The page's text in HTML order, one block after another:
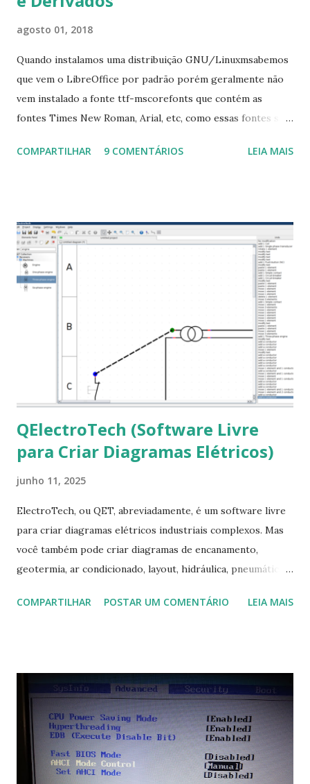
agosto 01, 2018
Quando instalamos uma distribuição GNU/Linuxmsabemos
que vem o LibreOffice por padrão porém geralmente não
vem instalado a fonte ttf-mscorefonts que contém as
fontes Times New Roman, Arial, etc, como essas fontes são
a Associação Brasileira de Normas Técnicas (ABNT), exige
que contém essas fontes. Ao instalar o GNU/Linux abra o
terminal e execute o comando: $ sudo apt-get install ttf-
mscorefonts-installer Leia os termos de uso e avance
clicando em “Ok” Agora aceite os termos de uso clicando
em “Sim” Pronto agora abra o LibreOffice e veja se as
fontes Times New Roman, Arial estão instaladas. Caso
ocorra algum erro ou precisa reinstalar, execute: $ sudo
apt-get install --reinstall ttf-mscorefonts-installer
COMPARTILHAR 9 COMENTÁRIOS LEIA MAIS
QElectroTech (Software Livre
para Criar Diagramas Elétricos)
junho 11, 2025
ElectroTech, ou QET, abreviadamente, é um software livre
para criar diagramas elétricos industriais complexos. Mas
você também pode criar diagramas de encanamento,
geotermia, ar condicionado, layout, hidráulica, pneumática,
Na última versão 0.100, a coleção contém mais de 8.000
COMPARTILHAR POSTAR UM COMENTÁRIO LEIA MAIS